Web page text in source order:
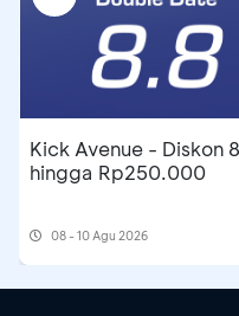
Kick Avenue - Diskon
hingga Rp250.000
08 - 10 Agu 2026